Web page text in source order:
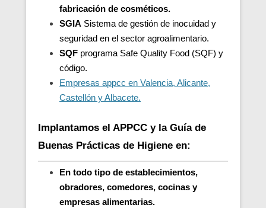
fabricación de cosméticos.
SGIA Sistema de gestión de inocuidad y
seguridad en el sector agroalimentario.
SQF programa Safe Quality Food (SQF) y
código.
Empresas appcc en Valencia, Alicante,
Castellón y Albacete.
Implantamos el APPCC y la Guía de
Buenas Prácticas de Higiene en:
En todo tipo de establecimientos,
obradores, comedores, cocinas y
empresas alimentarias.